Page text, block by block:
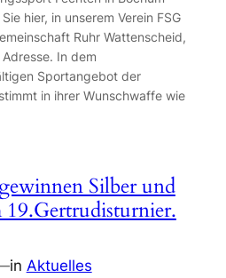
hier, in unserem Verein FSG
Ruhr Wattenscheid,
In dem
Sportangebot der
in ihrer Wunschwaffe wie
Silber und
19.Gertrudisturnier.
in Aktuelles